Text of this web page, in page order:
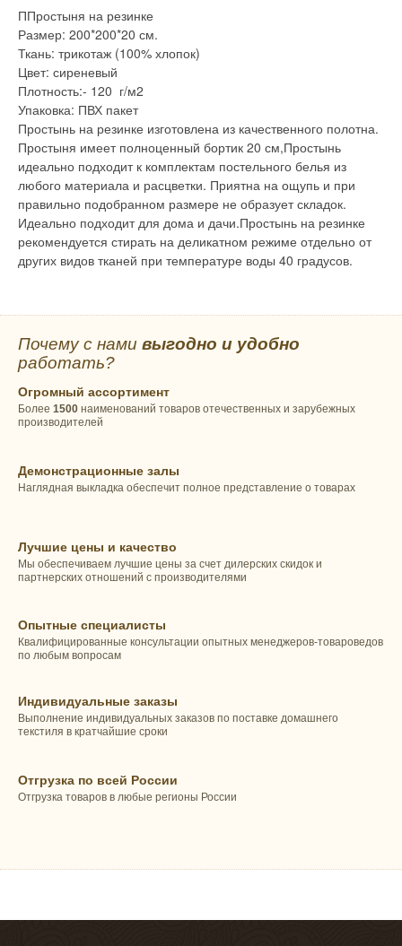
ППростыня на резинке
Размер: 200*200*20 см.
Ткань: трикотаж (100% хлопок)
Цвет: сиреневый
Плотность:- 120 г/м2
Упаковка: ПВХ пакет
Простынь на резинке изготовлена из качественного полотна.
Простыня имеет полноценный бортик 20 см,Простынь
идеально подходит к комплектам постельного белья из
любого материала и расцветки. Приятна на ощупь и при
правильно подобранном размере не образует складок.
Идеально подходит для дома и дачи.Простынь на резинке
рекомендуется стирать на деликатном режиме отдельно от
других видов тканей при температуре воды 40 градусов.
Почему с нами выгодно и удобно
работать?
Огромный ассортимент
Более 1500 наименований товаров отечественных и зарубежных
производителей
Демонстрационные залы
Наглядная выкладка обеспечит полное представление о товарах
Лучшие цены и качество
Мы обеспечиваем лучшие цены за счет дилерских скидок и
партнерских отношений с производителями
Опытные специалисты
Квалифицированные консультации опытных менеджеров-товароведов
по любым вопросам
Индивидуальные заказы
Выполнение индивидуальных заказов по поставке домашнего
текстиля в кратчайшие сроки
Отгрузка по всей России
Отгрузка товаров в любые регионы России